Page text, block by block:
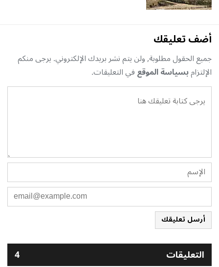
أضف تعليقك
جميع الحقول مطلوبة, ولن يتم نشر بريدك الإلكتروني. يرجى منكم
الإلتزامبسياسة الموقعفي التعليقات.
أرسل تعليقك
التعليقات 4